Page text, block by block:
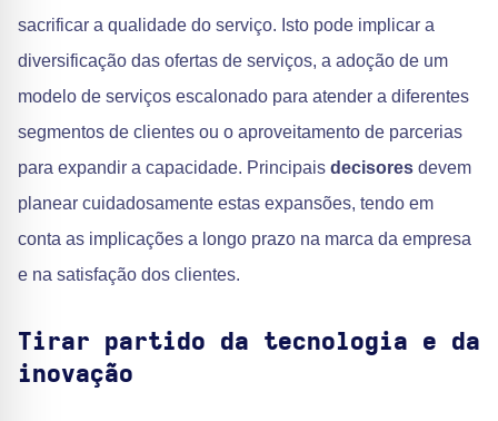
sacrificar a qualidade do serviço. Isto pode implicar a
diversificação das ofertas de serviços, a adoção de um
modelo de serviços escalonado para atender a diferentes
segmentos de clientes ou o aproveitamento de parcerias
para expandir a capacidade. Principais decisores devem
planear cuidadosamente estas expansões, tendo em
conta as implicações a longo prazo na marca da empresa
e na satisfação dos clientes.
Tirar partido da tecnologia e da
inovação